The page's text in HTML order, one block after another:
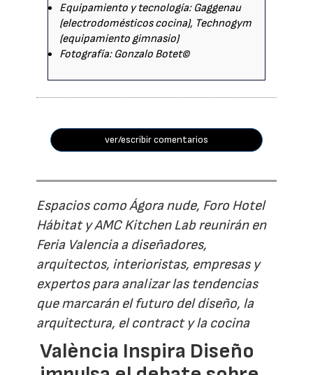
Equipamiento y tecnología: Gaggenau
(electrodomésticos cocina), Technogym
(equipamiento gimnasio)
Fotografía: Gonzalo Botet©
ver/escribir comentarios
Espacios como Ágora nude, Foro Hotel
Hábitat y AMC Kitchen Lab reunirán en
Feria Valencia a diseñadores,
arquitectos, interioristas, empresas y
expertos para analizar las tendencias
que marcarán el futuro del diseño, la
arquitectura, el contract y la cocina
València Inspira Diseño